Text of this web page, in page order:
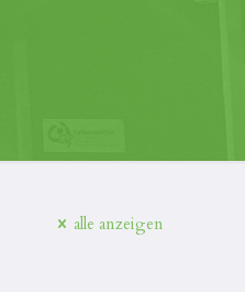
alle anzeigen